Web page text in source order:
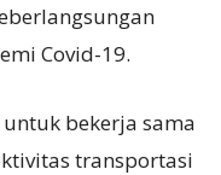
Covid-19.
bekerja sama
transportasi